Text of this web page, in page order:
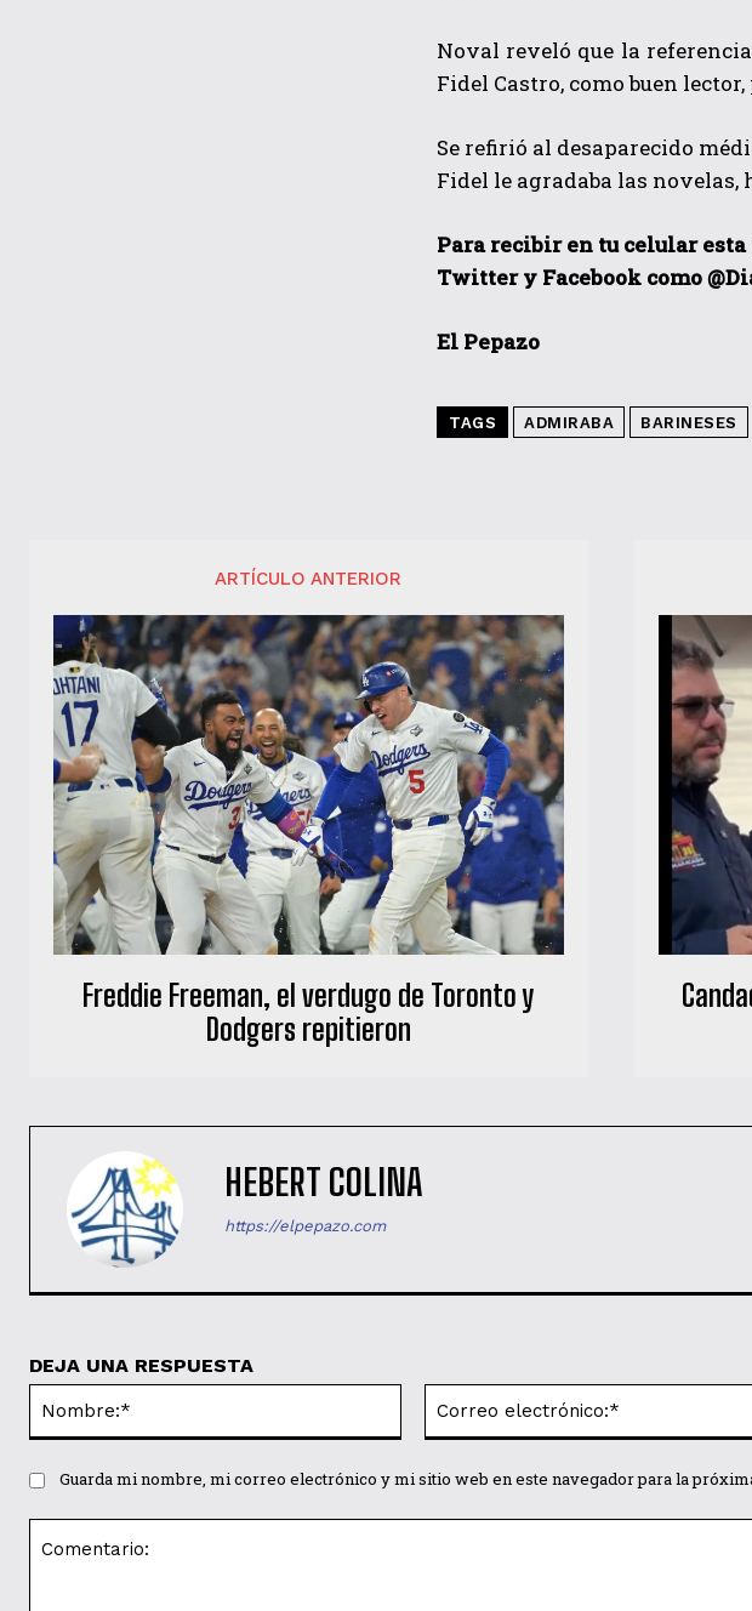
Noval reveló que la
Fidel Castro, como buen
Se refirió al desaparecido
Fidel le agradaba las novelas,
Para recibir en tu celular
Twitter y Facebook como
El Pepazo
TAGS ADMIRABA BARINESES
ARTÍCULO ANTERIOR
Freddie Freeman, el verdugo de Toronto y
Dodgers repitieron
HEBERT COLINA
https://elpepazo.com
DEJA UNA RESPUESTA
Guarda mi nombre, mi correo electrónico y mi sitio web en este navegador para la